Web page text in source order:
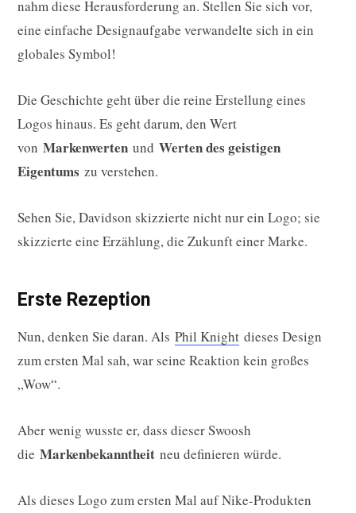
nahm diese Herausforderung an. Stellen Sie sich vor,
eine einfache Designaufgabe verwandelte sich in ein
globales Symbol!
Die Geschichte geht über die reine Erstellung eines
Logos hinaus. Es geht darum, den Wert
von Markenwerten und Werten des geistigen
Eigentums zu verstehen.
Sehen Sie, Davidson skizzierte nicht nur ein Logo; sie
skizzierte eine Erzählung, die Zukunft einer Marke.
Erste Rezeption
Nun, denken Sie daran. Als Phil Knight dieses Design
zum ersten Mal sah, war seine Reaktion kein großes
„Wow“.
Aber wenig wusste er, dass dieser Swoosh
die Markenbekanntheit neu definieren würde.
Als dieses Logo zum ersten Mal auf Nike-Produkten